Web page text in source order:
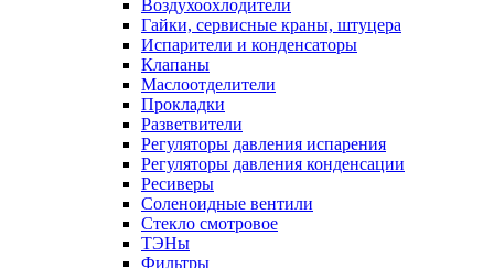
Воздухоохлодители
Гайки, сервисные краны, штуцера
Испарители и конденсаторы
Клапаны
Маслоотделители
Прокладки
Разветвители
Регуляторы давления испарения
Регуляторы давления конденсации
Ресиверы
Соленоидные вентили
Стекло смотровое
ТЭНы
Фильтры